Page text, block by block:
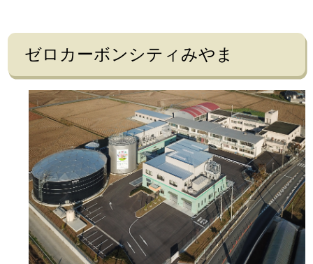
ゼロカーボンシティみやま